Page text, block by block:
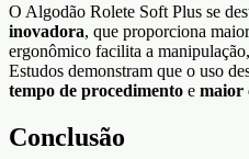
O Algodão Rolete Soft Plus se
inovadora, que proporciona
ergonômico facilita a
Estudos demonstram que o uso
tempo de procedimento e maior
Conclusão